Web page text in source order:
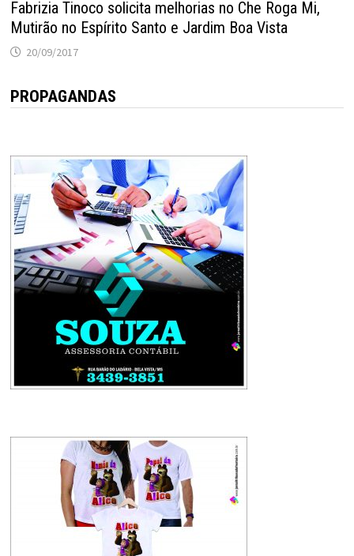
Fabrizia Tinoco solicita melhorias no Che Roga Mi,
Mutirão no Espírito Santo e Jardim Boa Vista
20/09/2017
PROPAGANDAS